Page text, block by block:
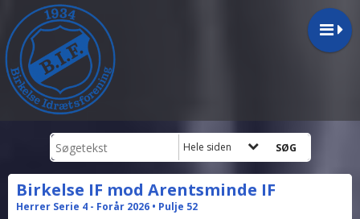
Hele siden
Birkelse IF mod Arentsminde IF
Herrer Serie 4 - Forår 2026 • Pulje 52